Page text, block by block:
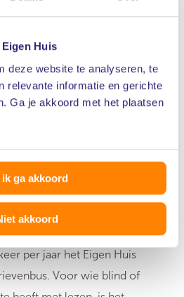
Huis
deze website te analyseren, te
relevante informatie en gerichte
Ga je akkoord met het plaatsen
ik ga akkoord
akkoord
Huis
per jaar het Eigen Huis
Voor wie blind of